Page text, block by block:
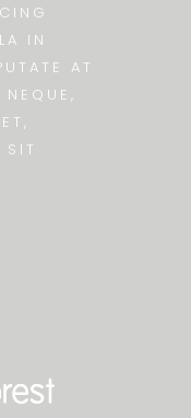
IN
AT
SIT